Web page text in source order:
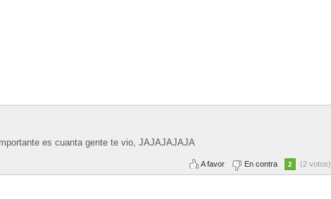
es cuanta gente te vio, JAJAJAJAJA
A favor En contra 2 (2 votos)